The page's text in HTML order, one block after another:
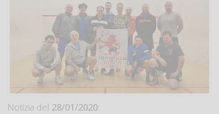
Notizia del 28/01/2020: